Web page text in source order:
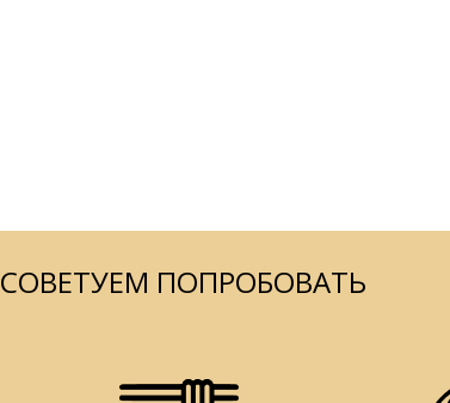
СОВЕТУЕМ ПОПРОБОВАТЬ